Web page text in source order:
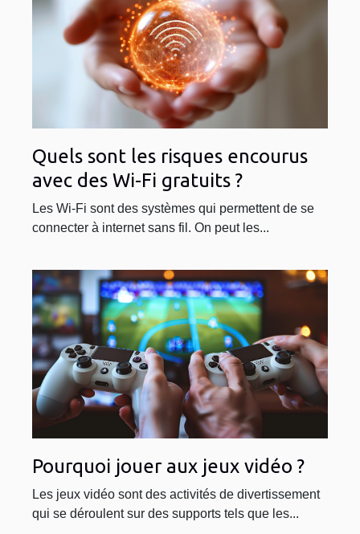
Quels sont les risques encourus
avec des Wi-Fi gratuits ?
Les Wi-Fi sont des systèmes qui permettent de se
connecter à internet sans fil. On peut les...
Pourquoi jouer aux jeux vidéo ?
Les jeux vidéo sont des activités de divertissement
qui se déroulent sur des supports tels que les...